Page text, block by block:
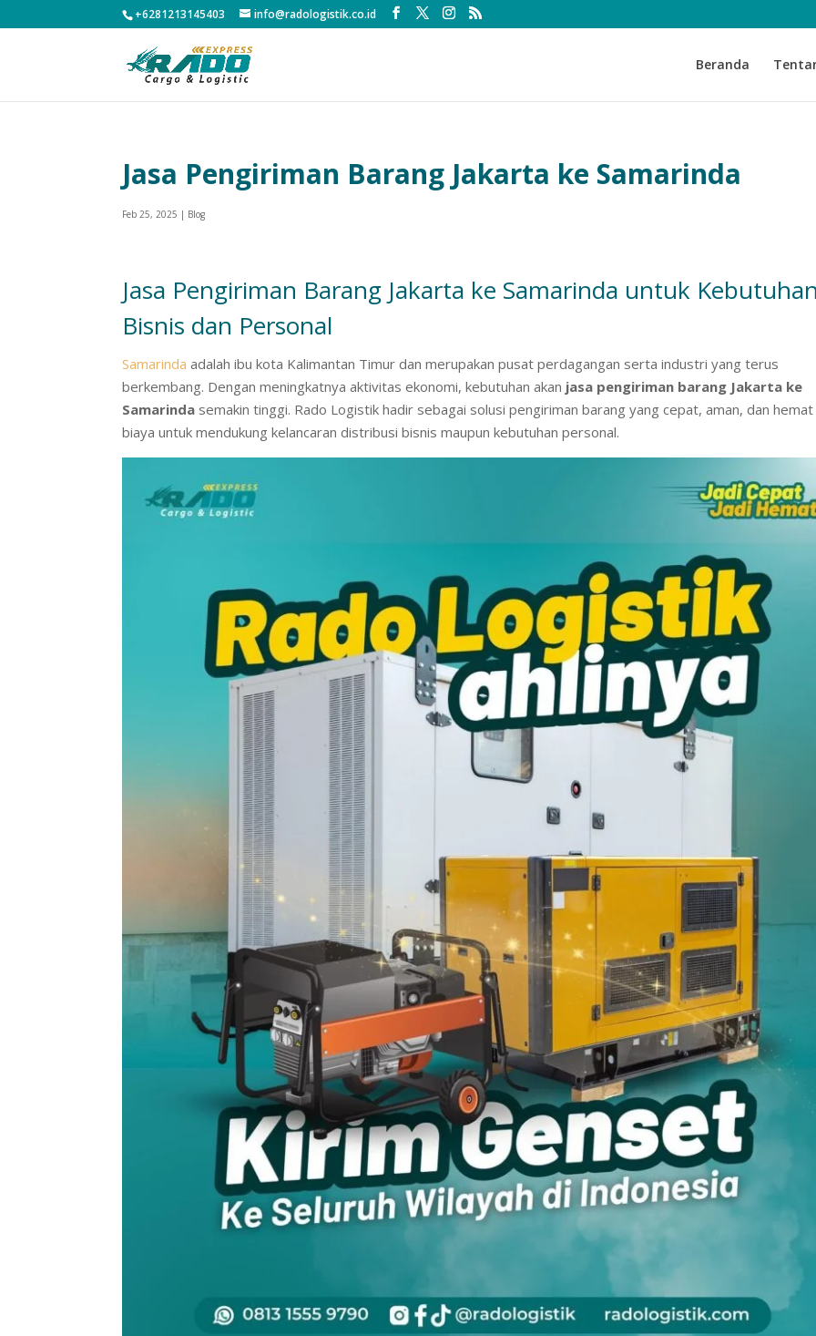
+6281213145403 info@radologistik.co.id
Beranda
Jasa Pengiriman Barang Jakarta ke Samarinda
Feb 25, 2025 | Blog
Jasa Pengiriman Barang Jakarta ke Samarinda untuk
Bisnis dan Personal
Samarinda adalah ibu kota Kalimantan Timur dan merupakan pusat perdagangan serta industri yang terus
berkembang. Dengan meningkatnya aktivitas ekonomi, kebutuhan akan jasa pengiriman barang Jakarta ke
Samarinda semakin tinggi. Rado Logistik hadir sebagai solusi pengiriman barang yang cepat, aman, dan hemat
biaya untuk mendukung kelancaran distribusi bisnis maupun kebutuhan personal.